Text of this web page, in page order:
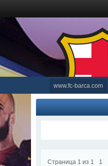
www.fc-barca.com
Страница 1 из 1
1